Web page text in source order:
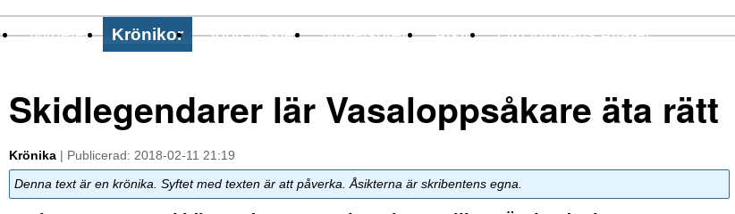
Nyheter Krönikor Sport & spel Nyhetsbrev Arkiv Om Idrottens Affärer
Skidlegendarer lär Vasaloppsåkare äta rätt
Krönika | Publicerad: 2018-02-11 21:19
Denna text är en krönika. Syftet med texten är att påverka. Åsikterna är skribentens egna.